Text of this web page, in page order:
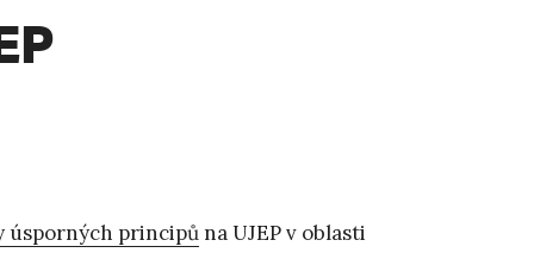
úsporných principůna UJEP v oblasti